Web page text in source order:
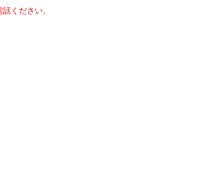
ください。